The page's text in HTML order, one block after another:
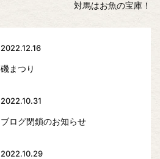
対馬はお魚の宝庫！
2022.12.16
磯まつり
2022.10.31
ブログ閉鎖のお知らせ
2022.10.29